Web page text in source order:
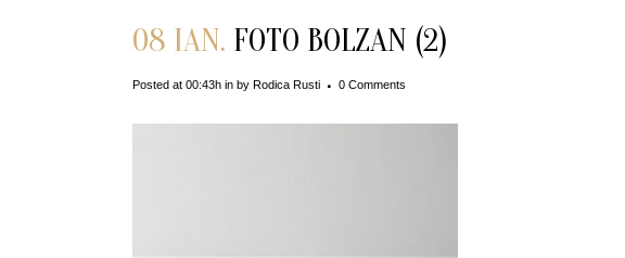
08 IAN. FOTO BOLZAN (2)
Posted at 00:43h in by Rodica Rusti 0 Comments